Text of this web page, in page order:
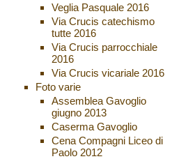
Veglia Pasquale 2016
Via Crucis catechismo
tutte 2016
Via Crucis parrocchiale
2016
Via Crucis vicariale 2016
Foto varie
Assemblea Gavoglio
giugno 2013
Caserma Gavoglio
Cena Compagni Liceo di
Paolo 2012